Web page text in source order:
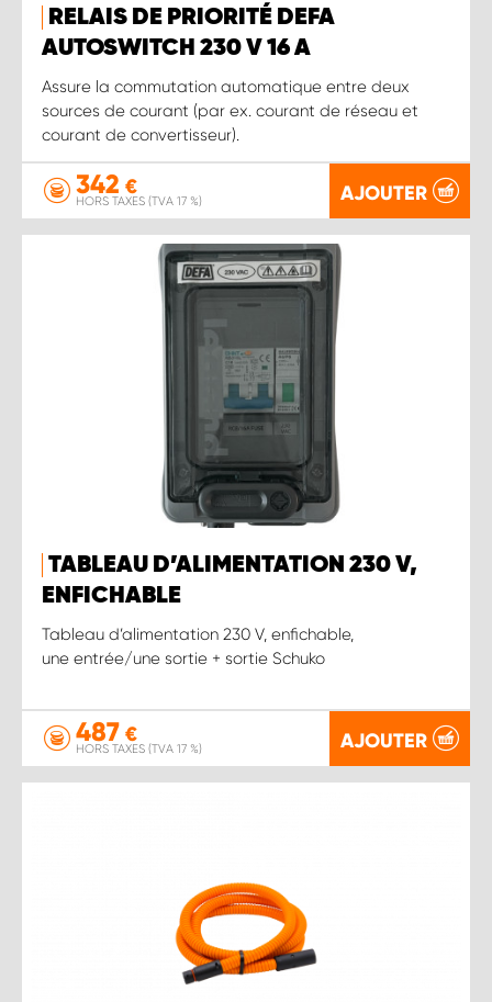
RELAIS DE PRIORITÉ DEFA
AUTOSWITCH 230 V 16 A
Assure la commutation automatique entre deux
sources de courant (par ex. courant de réseau et
courant de convertisseur).
342 €
HORS TAXES (TVA 17 %) AJOUTER
TABLEAU D’ALIMENTATION 230 V,
ENFICHABLE
Tableau d’alimentation 230 V, enfichable,
une entrée/une sortie + sortie Schuko
487 €
HORS TAXES (TVA 17 %) AJOUTER